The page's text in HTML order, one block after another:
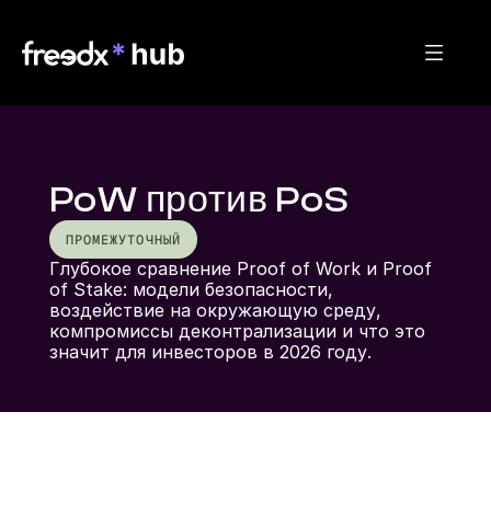
PoW против PoS
ПРОМЕЖУТОЧНЫЙ
Глубокое сравнение Proof of Work и Proof
of Stake: модели безопасности,
воздействие на окружающую среду,
компромиссы деконтрализации и что это
значит для инвесторов в 2026 году.